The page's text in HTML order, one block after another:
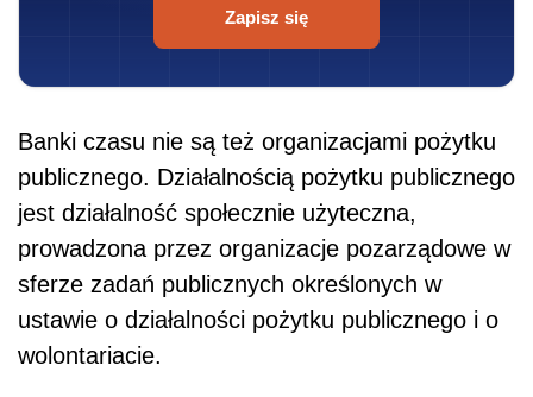
Zapisz się
Banki czasu nie są też organizacjami pożytku
publicznego. Działalnością pożytku publicznego
jest działalność społecznie użyteczna,
prowadzona przez organizacje pozarządowe w
sferze zadań publicznych określonych w
ustawie o działalności pożytku publicznego i o
wolontariacie.